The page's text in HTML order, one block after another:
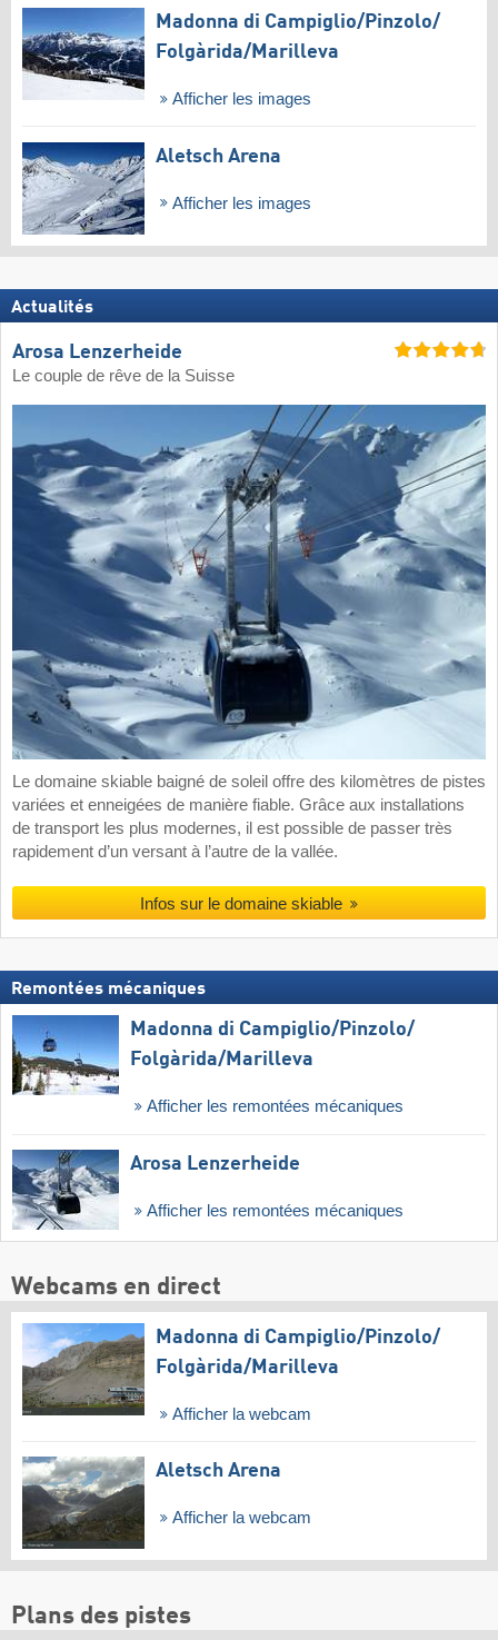
Madonna di Campiglio/​Pinzolo/​
Folgàrida/​Marilleva
Afficher les images
Aletsch Arena
Afficher les images
Actualités
Arosa Lenzerheide
Le couple de rêve de la Suisse
Le domaine skiable baigné de soleil offre des kilomètres de pistes
variées et enneigées de manière fiable. Grâce aux installations
de transport les plus modernes, il est possible de passer très
rapidement d’un versant à l’autre de la vallée.
Infos sur le domaine skiable
Remontées mécaniques
Madonna di Campiglio/​Pinzolo/​
Folgàrida/​Marilleva
Afficher les remontées mécaniques
Arosa Lenzerheide
Afficher les remontées mécaniques
Webcams en direct
Madonna di Campiglio/​Pinzolo/​
Folgàrida/​Marilleva
Afficher la webcam
Aletsch Arena
Afficher la webcam
Plans des pistes